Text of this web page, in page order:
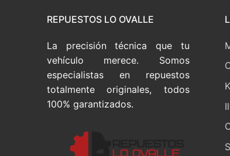
REPUESTOS LO OVALLE
La precisión técnica que tu
vehículo merece. Somos
especialistas en repuestos
totalmente originales, todos
100% garantizados.